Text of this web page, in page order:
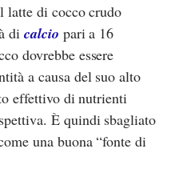
latte di cocco crudo
dicalcio pari a 16
dovrebbe essere
a causa del suo alto
effettivo di nutrienti
È quindi sbagliato
una buona “fonte di